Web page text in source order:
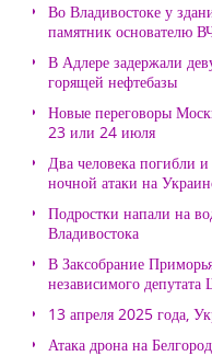
Во Владивостоке у
памятник основателю
В Адлере задержали
горящей нефтебазы
Новые переговоры
23 или 24 июля
Два человека погибли и
ночной атаки на
Подростки напали на
Владивостока
В Заксобрание
независимого депутата
13 апреля 2025 года,
Атака дрона на Белгород